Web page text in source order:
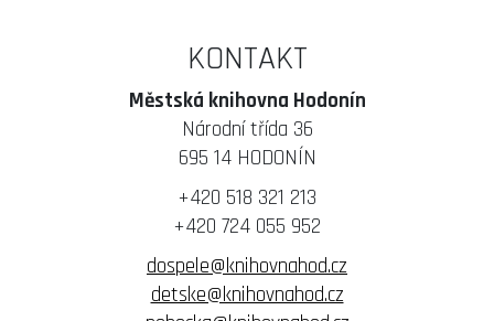
KONTAKT
Městská knihovna Hodonín
Národní třída 36
695 14 HODONÍN
+420 518 321 213
+420 724 055 952
dospele@knihovnahod.cz
detske@knihovnahod.cz